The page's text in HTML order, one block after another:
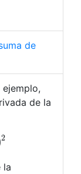
de
de la
la